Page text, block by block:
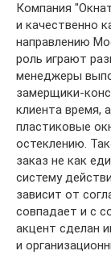
Компания
и качественно
направлению
роль играют
менеджеры
замерщики-
клиента время,
пластиковые
остеклению.
заказ не как
систему
зависит от
совпадает и с
акцент сделан
и